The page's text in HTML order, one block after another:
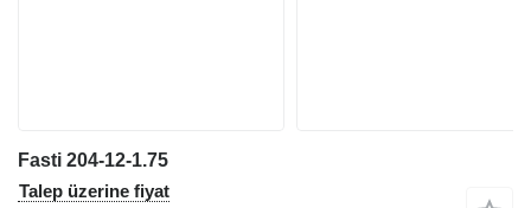
Fasti 204-12-1.75
Talep üzerine fiyat